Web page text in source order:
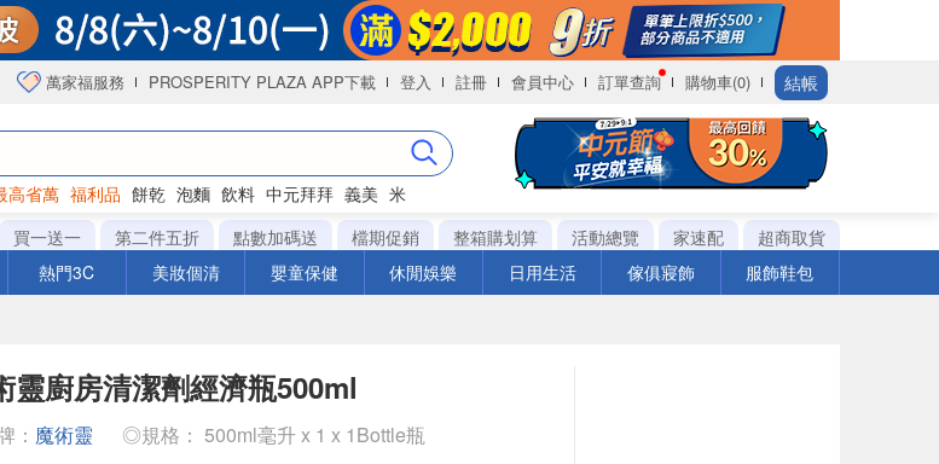
萬家福服務 PROSPERITY PLAZA APP下載 登入 註冊 會員中心 訂單查詢 購物車(0) 結帳
高省萬 福利品 餅乾 泡麵 飲料 中元拜拜 義美 米
買一送一 第二件五折 點數加碼送 檔期促銷 整箱購划算 活動總覽 家速配
超商取貨
熱門3C 美妝個清 嬰童保健 休閒娛樂 日用生活 傢俱寢飾 服飾鞋包
靈廚房清潔劑經濟瓶500ml
： 魔術靈 ◎規格： 500ml毫升 x 1 x 1Bottle瓶